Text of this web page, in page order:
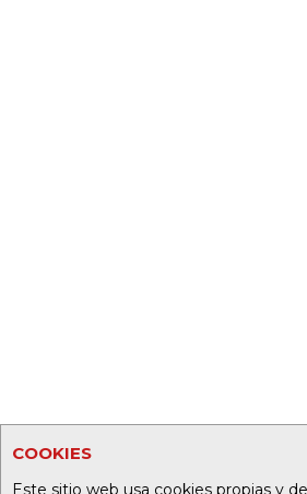
COOKIES
Este sitio web usa cookies propias y